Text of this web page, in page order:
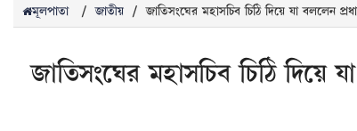
মূলপাতা / জাতীয় / জাতিসংঘের মহাসচিব চিঠি দিয়ে যা বললেন
জাতিসংঘের মহাসচিব চিঠি দিয়ে